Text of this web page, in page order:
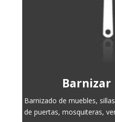
Barnizar
Barnizado de muebles,
de puertas, mosquiteras,